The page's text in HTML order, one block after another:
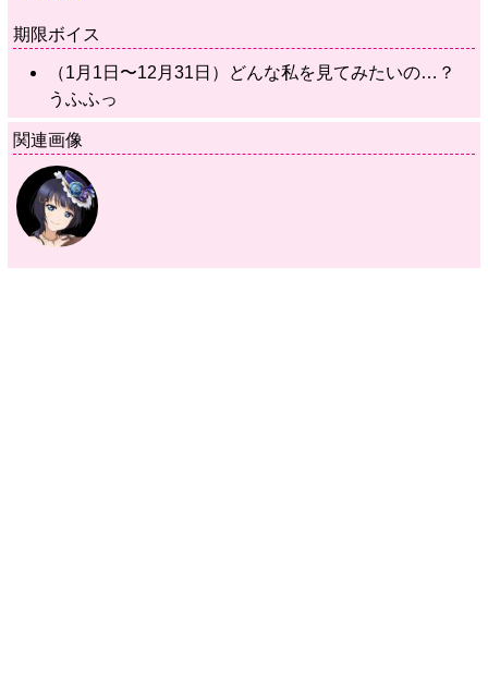
期限ボイス
（1月1日〜12月31日）どんな私を見てみたいの…？
うふふっ
関連画像